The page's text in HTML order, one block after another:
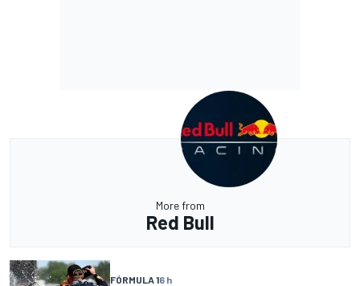
More from
Red Bull
FÓRMULA 16 h